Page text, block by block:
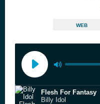
WEB
Flesh For Fantasy
Billy Idol